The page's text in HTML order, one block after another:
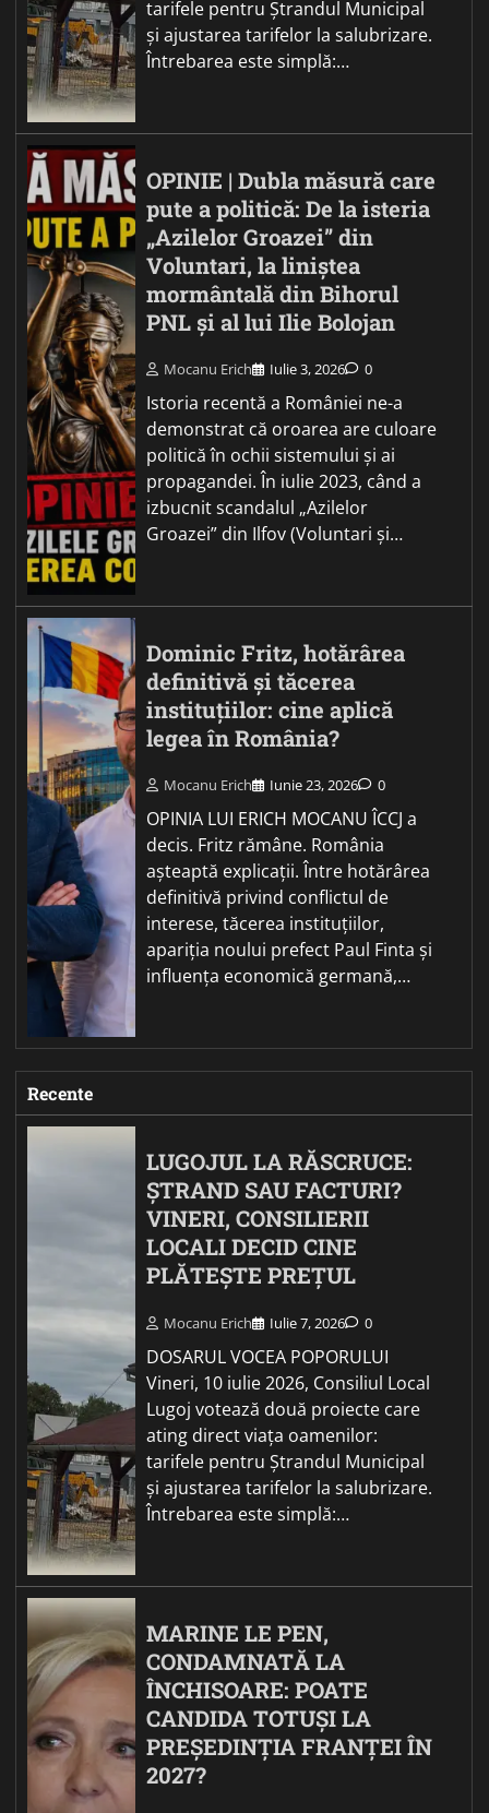
tarifele pentru Ștrandul Municipal
și ajustarea tarifelor la salubrizare.
Întrebarea este simplă:…
OPINIE | Dubla măsură care
pute a politică: De la isteria
„Azilelor Groazei” din
Voluntari, la liniștea
mormântală din Bihorul
PNL și al lui Ilie Bolojan
Mocanu Erich Iulie 3, 2026 0
Istoria recentă a României ne-a
demonstrat că oroarea are culoare
politică în ochii sistemului și ai
propagandei. În iulie 2023, când a
izbucnit scandalul „Azilelor
Groazei” din Ilfov (Voluntari și…
Dominic Fritz, hotărârea
definitivă și tăcerea
instituțiilor: cine aplică
legea în România?
Mocanu Erich Iunie 23, 2026 0
OPINIA LUI ERICH MOCANU ÎCCJ a
decis. Fritz rămâne. România
așteaptă explicații. Între hotărârea
definitivă privind conflictul de
interese, tăcerea instituțiilor,
apariția noului prefect Paul Finta și
influența economică germană,…
Recente
LUGOJUL LA RĂSCRUCE:
ȘTRAND SAU FACTURI?
VINERI, CONSILIERII
LOCALI DECID CINE
PLĂTEȘTE PREȚUL
Mocanu Erich Iulie 7, 2026 0
DOSARUL VOCEA POPORULUI
Vineri, 10 iulie 2026, Consiliul Local
Lugoj votează două proiecte care
ating direct viața oamenilor:
tarifele pentru Ștrandul Municipal
și ajustarea tarifelor la salubrizare.
Întrebarea este simplă:…
MARINE LE PEN,
CONDAMNATĂ LA
ÎNCHISOARE: POATE
CANDIDA TOTUȘI LA
PREȘEDINȚIA FRANȚEI ÎN
2027?